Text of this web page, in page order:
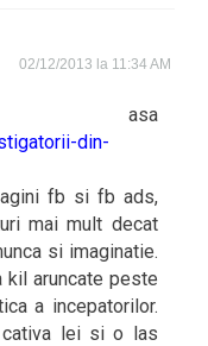
02/12/2013 la 11:34 AM
asa
din-
fb si fb ads,
mai mult decat
si imaginatie.
kil aruncate peste
a incepatorilor.
cativa lei si o las